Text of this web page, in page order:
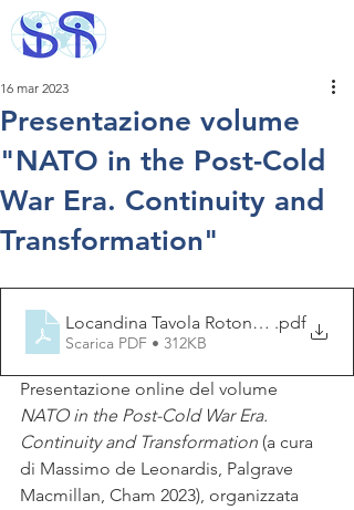
Presentazione volume
"NATO in the Post-Cold
War Era. Continuity and
Transformation"
16 mar 2023
Locandina Tavola Rotonda Europea -
.pdf
Scarica PDF • 312KB
Presentazione online del volume
NATO in the Post-Cold War Era.
Continuity and Transformation (a cura
di Massimo de Leonardis, Palgrave
Macmillan, Cham 2023), organizzata